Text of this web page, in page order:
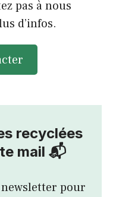
pas à nous
d’infos.
recyclées
mail 📬
pour